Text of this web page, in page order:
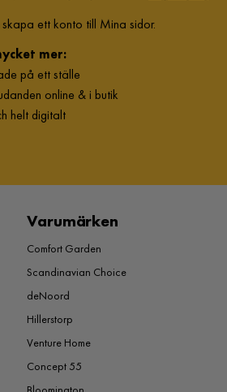
ett konto till Mina sidor.
mer:
på ett ställe
online & i butik
helt digitalt
Varumärken
Comfort Garden
Scandinavian Choice
deNoord
Hillerstorp
Venture Home
Concept 55